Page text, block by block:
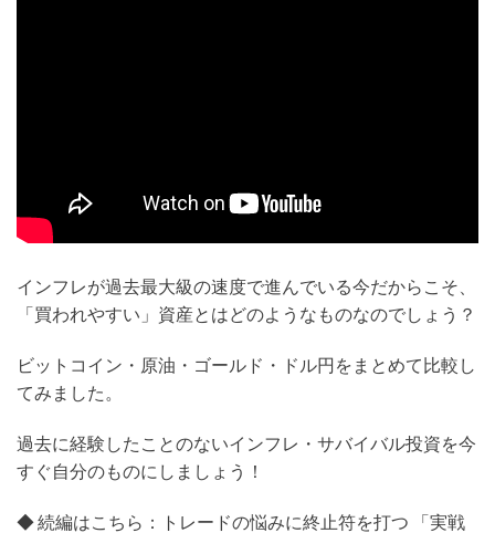
インフレが過去最大級の速度で進んでいる今だからこそ、
「買われやすい」資産とはどのようなものなのでしょう？
ビットコイン・原油・ゴールド・ドル円をまとめて比較し
てみました。
過去に経験したことのないインフレ・サバイバル投資を今
すぐ自分のものにしましょう！
◆ 続編はこちら：トレードの悩みに終止符を打つ 「実戦